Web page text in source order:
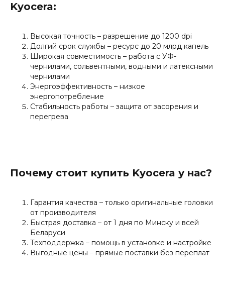
Kyocera:
Высокая точность – разрешение до 1200 dpi
Долгий срок службы – ресурс до 20 млрд капель
Широкая совместимость – работа с УФ-
чернилами, сольвентными, водными и латексными
чернилами
Энергоэффективность – низкое
энергопотребление
Стабильность работы – защита от засорения и
перегрева
Почему стоит купить Kyocera у нас?
Гарантия качества – только оригинальные головки
от производителя
Быстрая доставка – от 1 дня по Минску и всей
Беларуси
Техподдержка – помощь в установке и настройке
Выгодные цены – прямые поставки без переплат